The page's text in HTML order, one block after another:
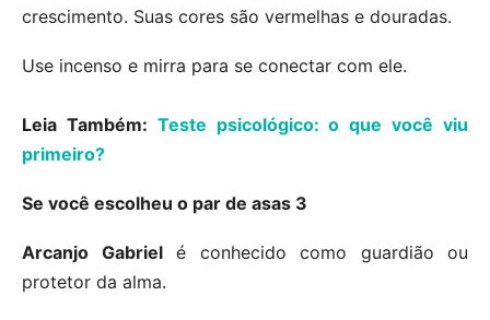
crescimento. Suas cores são vermelhas e douradas.
Use incenso e mirra para se conectar com ele.
Leia Também: Teste psicológico: o que você viu
primeiro?
Se você escolheu o par de asas 3
Arcanjo Gabrielé conhecido como guardião ou
protetor da alma.